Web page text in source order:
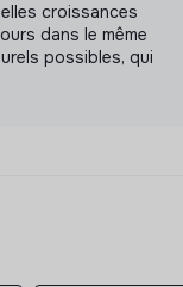
croissances
dans le même
possibles, qui